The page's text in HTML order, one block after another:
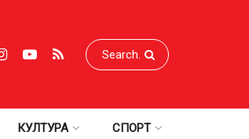
КУЛТУРА СПОРТ